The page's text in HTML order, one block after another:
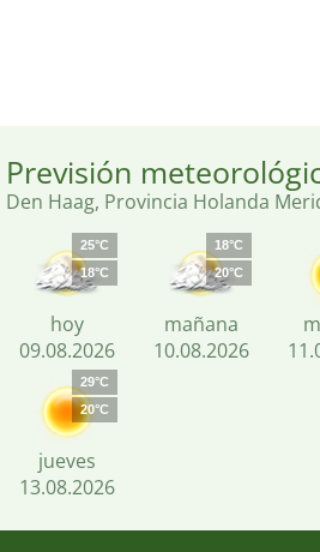
Previsión
Den Haag, Provincia Holanda
25°C
18°C
hoy
09.08.2026
18°C
20°C
mañana
10.08.2026
29°C
20°C
jueves
13.08.2026